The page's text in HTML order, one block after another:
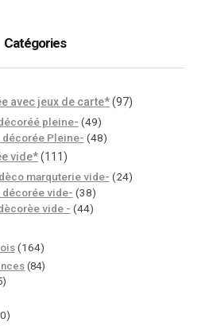
Catégories
avec jeux de carte*(97)
pleine- (49)
Pleine- (48)
vide*(111)
marquterie vide- (24)
vide- (38)
vide - (44)
(164)
(84)